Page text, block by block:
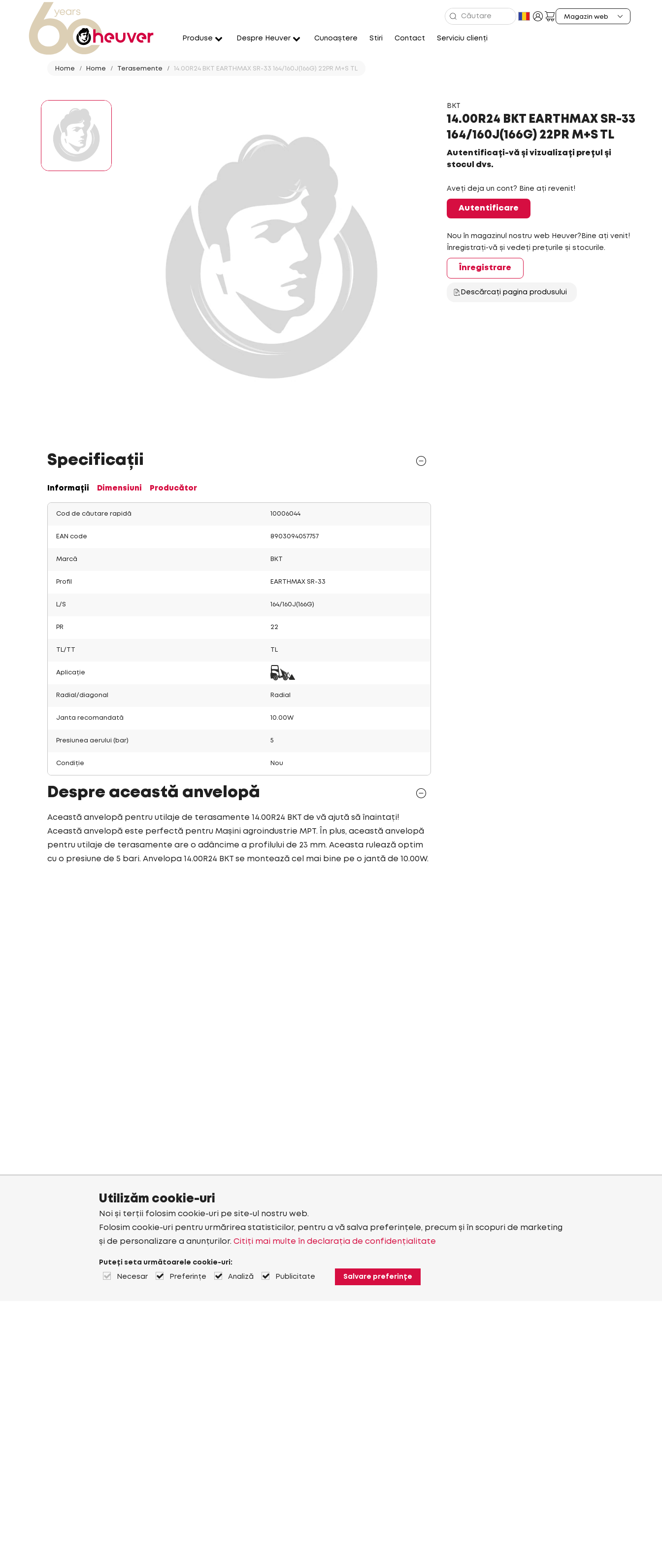
Produse Despre Heuver Cunoaștere Stiri Contact Serviciu clienți
Home Home Terasemente 14.00R24 BKT EARTHMAX SR-33 164/160J(166G) 22PR M+S TL
BKT
14.00R24 BKT EARTHMAX SR-33
164/160J(166G) 22PR M+S TL
Autentificați-vă și vizualizați prețul și
stocul dvs.
Aveți deja un cont? Bine ați revenit!
Autentificare
Nou în magazinul nostru web Heuver?Bine ați venit!
Înregistrați-vă și vedeți prețurile și stocurile.
Înregistrare
Descărcați pagina produsului
Specificații
Informații Dimensiuni Producător
Cod de căutare rapidă 10006044
EAN code 8903094057757
Marcă BKT
Profil EARTHMAX SR-33
L/S 164/160J(166G)
PR 22
TL/TT
Aplicație
Radial/diagonal Radial
Janta recomandată 10.00W
Presiunea aerului (bar) 5
Condiție Nou
Despre această anvelopă
Această anvelopă pentru utilaje de terasamente 14.00R24 BKT de vă ajută să înaintați!
Această anvelopă este perfectă pentru Mașini agroindustrie MPT. În plus, această anvelopă
pentru utilaje de terasamente are o adâncime a profilului de 23 mm. Aceasta rulează optim
cu o presiune de 5 bari. Anvelopa 14.00R24 BKT se montează cel mai bine pe o jantă de 10.00W.
Utilizăm cookie-uri
Noi și terții folosim cookie-uri pe site-ul nostru web.
Folosim cookie-uri pentru urmărirea statisticilor, pentru a vă salva preferințele, precum și în scopuri de marketing
și de personalizare a anunțurilor. Citiți mai multe în declarația de confidențialitate
Puteți seta următoarele cookie-uri:
Necesar Preferințe Analiză Publicitate Salvare preferințe